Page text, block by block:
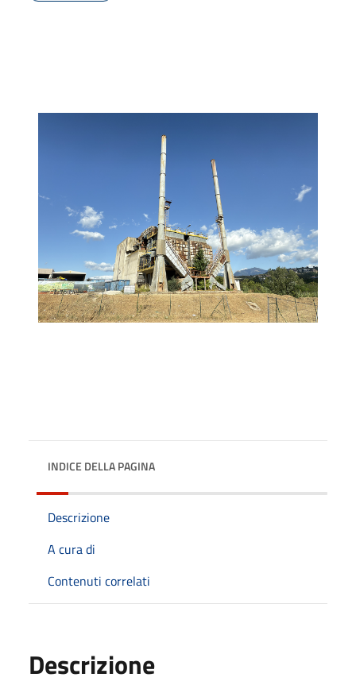
INDICE DELLA PAGINA
Descrizione
A cura di
Contenuti correlati
Descrizione